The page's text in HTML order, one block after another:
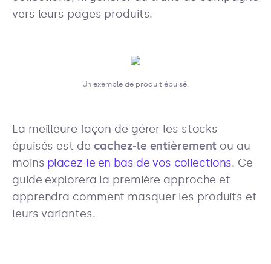
vers leurs pages produits.
Un exemple de produit épuisé.
La meilleure façon de gérer les stocks
épuisés est de cachez-le entièrement ou au
moins placez-le en bas de vos collections. Ce
guide explorera la première approche et
apprendra comment masquer les produits et
leurs variantes.